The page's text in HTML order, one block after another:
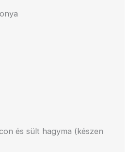
és sült hagyma (készen